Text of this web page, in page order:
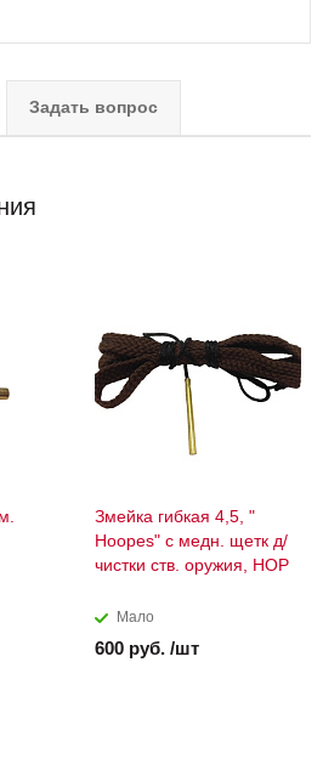
Задать вопрос
Змейка гибкая 4,5, "
Hoopes" с медн. щетк д/
чистки ств. оружия, НОР
Мало
600 руб. /шт